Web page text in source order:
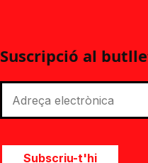
Suscripció al
Subscriu-t'hi